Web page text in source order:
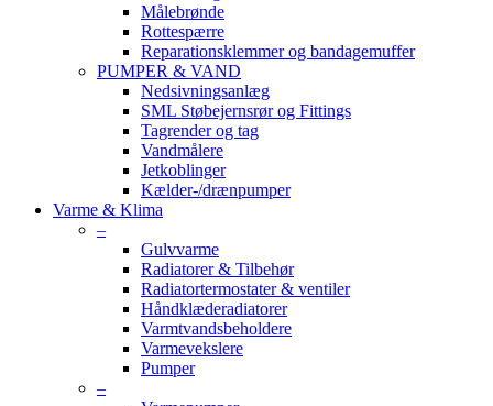
Målebrønde
Rottespærre
Reparationsklemmer og bandagemuffer
PUMPER & VAND
Nedsivningsanlæg
SML Støbejernsrør og Fittings
Tagrender og tag
Vandmålere
Jetkoblinger
Kælder-/drænpumper
Varme & Klima
–
Gulvvarme
Radiatorer & Tilbehør
Radiatortermostater & ventiler
Håndklæderadiatorer
Varmtvandsbeholdere
Varmevekslere
Pumper
–